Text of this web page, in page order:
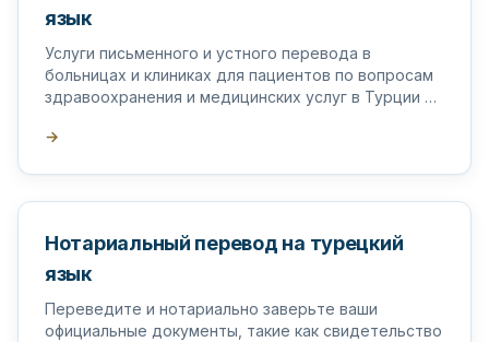
язык
Услуги письменного и устного перевода в
больницах и клиниках для пациентов по вопросам
здравоохранения и медицинских услуг в Турции и
→
Нотариальный перевод на турецкий
язык
Переведите и нотариально заверьте ваши
официальные документы, такие как свидетельство